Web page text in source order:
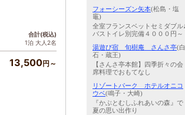
合計(税込)
1泊 大人2名
13,500円～
フォーシーズン矢本(松島・塩
竈)
全室フランスベットセミダブル
バストイレ別完備４０００円～
湯遊び宿 旬樹庵 さんさ亭(白
石・蔵王)
【さんさ亭本館】四季折々の会
席料理でおもてなし
リゾートパーク ホテルオニコ
ウベ(鳴子・大崎)
『かぶとむしふれあいの森』で
夏の思い出作り